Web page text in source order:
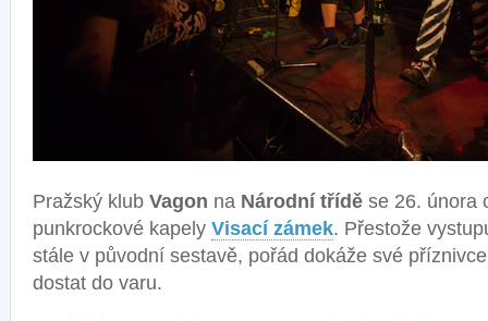
Pražský klub Vagon na Národní třídě se 26. února
punkrockové kapely Visací zámek. Přestože
stále v původní sestavě, pořád dokáže své
dostat do varu.